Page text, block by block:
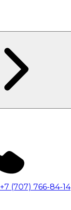
+7 (707) 766-84-14